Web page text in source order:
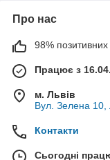
Про нас
98% позитивних
Працює з
м. Львів
Вул. Зелена 10,
Контакти
Сьогодні